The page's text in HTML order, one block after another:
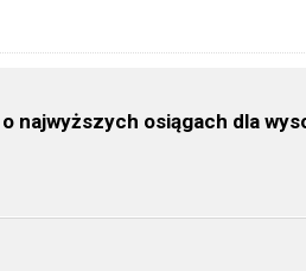
najwyższych osiągach dla